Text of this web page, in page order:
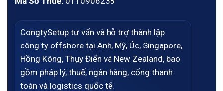
CongtySetup tư vấn và hỗ trợ thành lập
công ty offshore tại Anh, Mỹ, Úc, Singapore,
Hồng Kông, Thụy Điển và New Zealand, bao
gồm pháp lý, thuế, ngân hàng, cổng thanh
toán và logistics quốc tế.